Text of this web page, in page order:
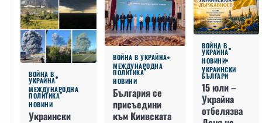
ВОЙНА В
УКРАЙНА
МЕЖДУНАРОДНА
ПОЛИТИКА
НОВИНИ
Украински
ВОЙНА В УКРАЙНА
МЕЖДУНАРОДНА
ПОЛИТИКА
НОВИНИ
България се
присъедини
към Киивската
ВОЙНА В
УКРАЙНА
НОВИНИ
УКРАИНСКИ
БЪЛГАРИ
15 юли –
Украйна
отбелязва